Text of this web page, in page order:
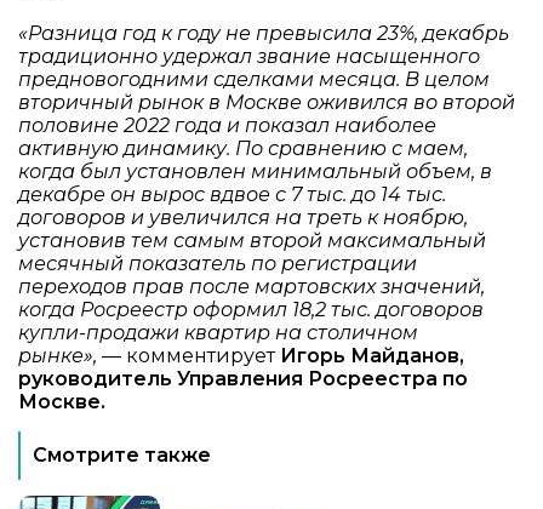
«Разница год к году не превысила 23%, декабрь
традиционно удержал звание насыщенного
предновогодними сделками месяца. В целом
вторичный рынок в Москве оживился во второй
половине 2022 года и показал наиболее
активную динамику. По сравнению с маем,
когда был установлен минимальный объем, в
декабре он вырос вдвое с 7 тыс. до 14 тыс.
договоров и увеличился на треть к ноябрю,
установив тем самым второй максимальный
месячный показатель по регистрации
переходов прав после мартовских значений,
когда Росреестр оформил 18,2 тыс. договоров
купли-продажи квартир на столичном
рынке», — комментирует Игорь Майданов,
руководитель Управления Росреестра по
Москве.
Смотрите также